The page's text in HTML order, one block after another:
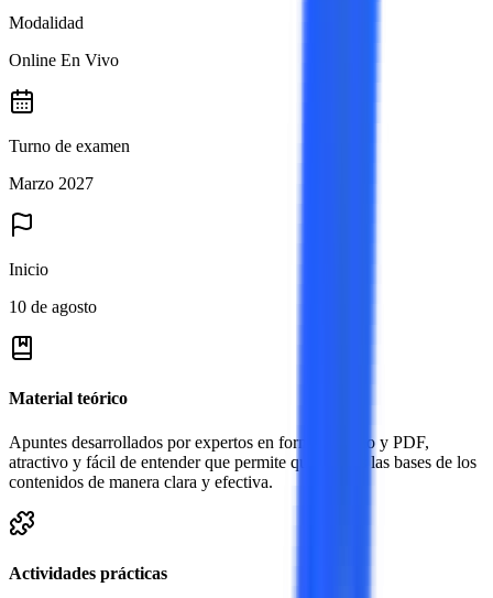
Modalidad
Online En Vivo
Turno de examen
Marzo 2027
Inicio
10 de agosto
Material teórico
Apuntes desarrollados por expertos en formato video y PDF,
atractivo y fácil de entender que permite que sientes las bases de los
contenidos de manera clara y efectiva.
Actividades prácticas